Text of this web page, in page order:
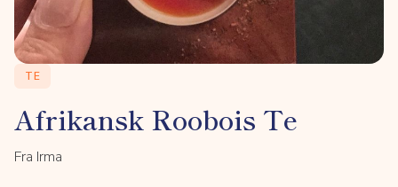
TE
Afrikansk Roobois Te
Fra Irma